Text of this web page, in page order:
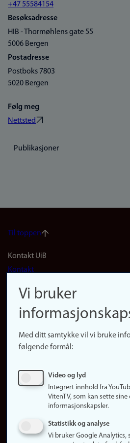
+47 55584154
Besøksadresse
HIB - Thormøhlens gate 55
5006 Bergen
Postadresse
Postboks 7803
5020 Bergen
Følg meg
Nettsted
Publikasjoner
Til toppen
Footer
(no)
Kontakt UiB
Kontakt
Finn forsker
Presse
Finn studier
Ledige stillinger
Om nettstedet
Vi bruker
Med ditt samtykke vil vi bruke
følgende formål:
Video og lyd
Integrert innhold fra
VitenTV, som kan sette sine
informasjonskapsler.
Statistikk og analyse
Vi bruker Google Analytics,